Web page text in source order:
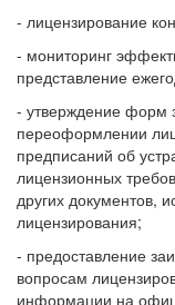
- лицензирование
- мониторинг
представление
- утверждение форм
переоформлении
предписаний об
лицензионных
других документов,
лицензирования;
- предоставление
вопросам
информации на